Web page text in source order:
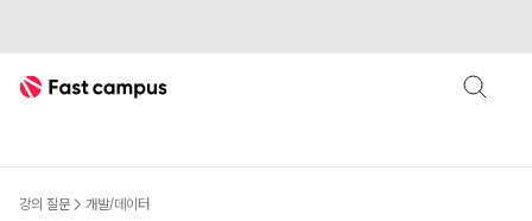
Fast Campus
강의 질문 개발/데이터